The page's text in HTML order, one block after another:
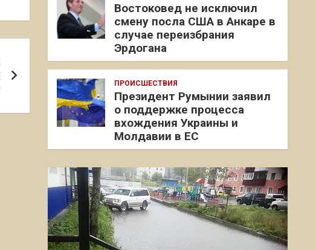
Востоковед не исключил
смену посла США в Анкаре в
случае переизбрания
Эрдогана
ПРОИСШЕСТВИЯ
Президент Румынии заявил
о поддержке процесса
вхождения Украины и
Молдавии в ЕС